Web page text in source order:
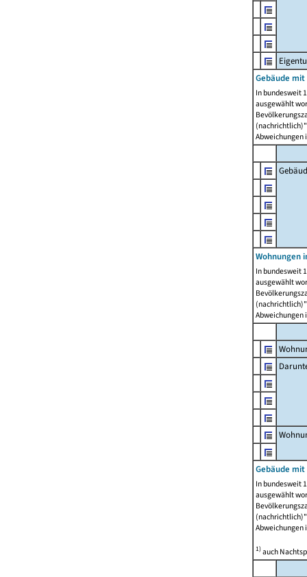
Gebäude
In bundesweit
ausgewählt
Abweichungen
Wohnungen
In bundesweit
ausgewählt
Abweichungen
Gebäude
In bundesweit
ausgewählt
Abweichungen
1)auch